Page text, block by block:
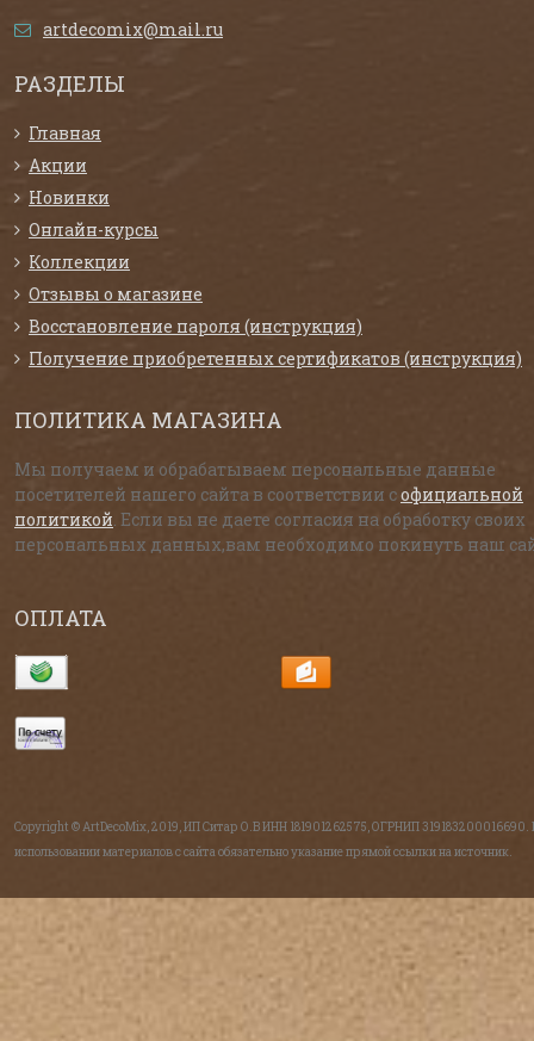
artdecomix@mail.ru
РАЗДЕЛЫ
Главная
Акции
Новинки
Онлайн-курсы
Коллекции
Отзывы о магазине
Восстановление пароля (инструкция)
Получение приобретенных сертификатов (инструкция)
ПОЛИТИКА МАГАЗИНА
Мы получаем и обрабатываем персональные данные
посетителей нашего сайта в соответствии софициальной
политикой. Если вы не даете согласия на обработку своих
персональных данных,вам необходимо покинуть наш
ОПЛАТА
Copyright © ArtDecoMix, 2019, ИП Ситар О.В ИНН 181901262575, ОГРНИП 319183200016690.
использовании материалов с сайта обязательно указание прямой ссылки на источник.